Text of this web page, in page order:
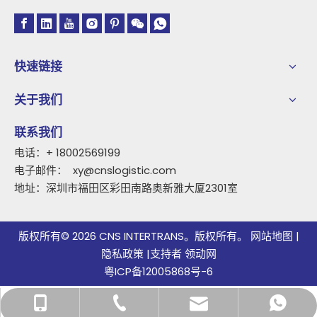
+86-189-2605-0839
+86-755-83460818
xy@cnslogistic.com
+86-189-2605-0839
快速链接
关于我们
联系我们
电话：+ 18002569199
电子邮件： xy@cnslogistic.com
地址：深圳市福田区彩田南路奥新雅大厦2301室
版权所有© 2026 CNS INTERTRANS。版权所有。 网站地图 |
隐私政策|支持者领动网
粤ICP备12005868号-6